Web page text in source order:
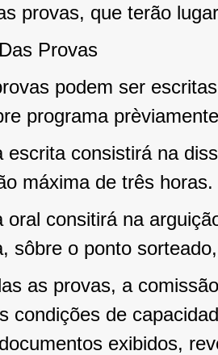
provas, que terão
Das Provas
podem ser
programa
escrita consistirá na
máxima de três horas.
oral consitirá na
sôbre o ponto
as provas, a
condições de
exibidos,